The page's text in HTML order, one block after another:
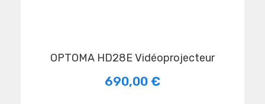
OPTOMA HD28E Vidéoprojecteur
690,00 €